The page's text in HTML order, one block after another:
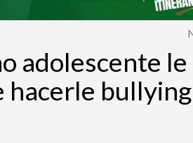
adolescente le
hacerle